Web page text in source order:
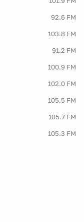
92.6 FM
103.8 FM
91.2 FM
100.9 FM
102.0 FM
105.5 FM
105.7 FM
105.3 FM